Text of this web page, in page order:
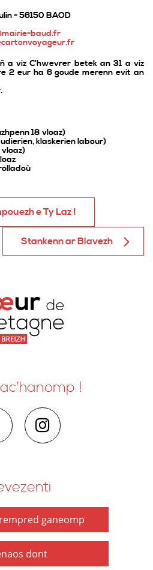
- 56150 BAOD
baud.fr
a viz C’hwevrer betek an 31 a viz
2 eur ha 6 goude merenn evit an
18 vloaz)
klaskerien labour)
e Ty Laz !
Stankenn ar Blavezh
!
ganeomp
dont